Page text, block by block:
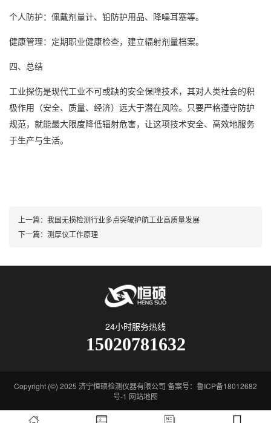
个人防护：佩戴剂量计、铅防护用品、降噪耳塞等。
健康管理：定期职业健康检查，建立辐射剂量档案。
四、总结
工业探伤是现代工业不可或缺的安全保障技术，其对人类社会的积
极作用（安全、质量、经济）远大于潜在风险。只要严格遵守防护
规范，就能最大限度降低辐射危害，让这项技术安全、高效地服务
于生产与生活。
上一篇： 我国无损检测行业多点突破护航工业高质量发展
下一篇： 测厚仪工作原理
24小时服务热线
15020781632
Copyright (©) 2025 济宁恒硕检测仪器有限公司 备案号：鲁ICP备18012682
号-1 网站地图